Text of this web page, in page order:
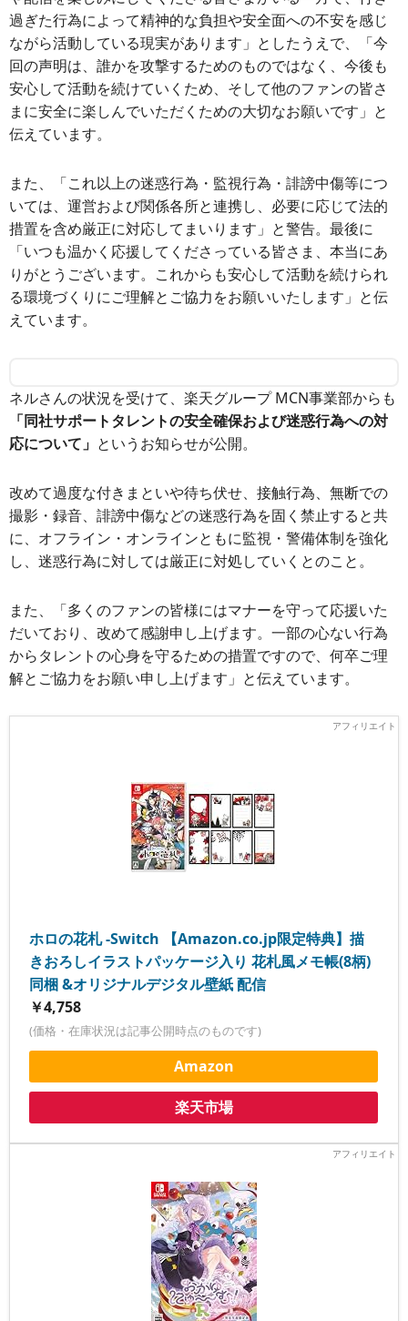
過ぎた行為によって精神的な負担や安全面への不安を感じ
ながら活動している現実があります」としたうえで、「今
回の声明は、誰かを攻撃するためのものではなく、今後も
安心して活動を続けていくため、そして他のファンの皆さ
まに安全に楽しんでいただくための大切なお願いです」と
伝えています。
また、「これ以上の迷惑行為・監視行為・誹謗中傷等につ
いては、運営および関係各所と連携し、必要に応じて法的
措置を含め厳正に対応してまいります」と警告。最後に
「いつも温かく応援してくださっている皆さま、本当にあ
りがとうございます。これからも安心して活動を続けられ
る環境づくりにご理解とご協力をお願いいたします」と伝
えています。
ネルさんの状況を受けて、楽天グループ MCN事業部からも
「同社サポートタレントの安全確保および迷惑行為への対
応について」 というお知らせが公開。
改めて過度な付きまといや待ち伏せ、接触行為、無断での
撮影・録音、誹謗中傷などの迷惑行為を固く禁止すると共
に、オフライン・オンラインともに監視・警備体制を強化
し、迷惑行為に対しては厳正に対処していくとのこと。
また、「多くのファンの皆様にはマナーを守って応援いた
だいており、改めて感謝申し上げます。一部の心ない行為
からタレントの心身を守るための措置ですので、何卒ご理
解とご協力をお願い申し上げます」と伝えています。
ホロの花札 -Switch 【Amazon.co.jp限定特典】描
きおろしイラストパッケージ入り 花札風メモ帳(8柄)
同梱 &オリジナルデジタル壁紙 配信
￥4,758
(価格・在庫状況は記事公開時点のものです)
Amazon
楽天市場